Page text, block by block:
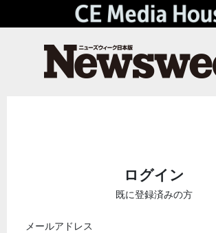
ログイン
既に登録済みの方
メールアドレス